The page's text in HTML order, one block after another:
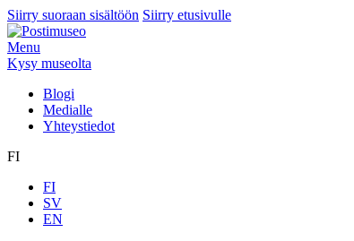
Siirry suoraan sisältöön Siirry etusivulle
Menu
Kysy museolta
Blogi
Medialle
Yhteystiedot
FI
FI
SV
EN